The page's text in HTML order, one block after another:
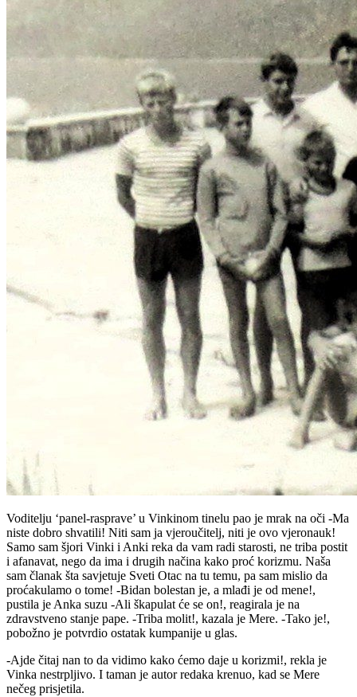
Voditelju ‘panel-rasprave’ u Vinkinom tinelu pao je mrak na oči -Ma
niste dobro shvatili! Niti sam ja vjeroučitelj, niti je ovo vjeronauk!
Samo sam šjori Vinki i Anki reka da vam radi starosti, ne triba postit
i afanavat, nego da ima i drugih načina kako proć korizmu. Naša
sam članak šta savjetuje Sveti Otac na tu temu, pa sam mislio da
proćakulamo o tome! -Bidan bolestan je, a mlađi je od mene!,
pustila je Anka suzu -Ali škapulat će se on!, reagirala je na
zdravstveno stanje pape. -Triba molit!, kazala je Mere. -Tako je!,
pobožno je potvrdio ostatak kumpanije u glas.
-Ajde čitaj nan to da vidimo kako ćemo daje u korizmi!, rekla je
Vinka nestrpljivo. I taman je autor redaka krenuo, kad se Mere
nečeg prisjetila.